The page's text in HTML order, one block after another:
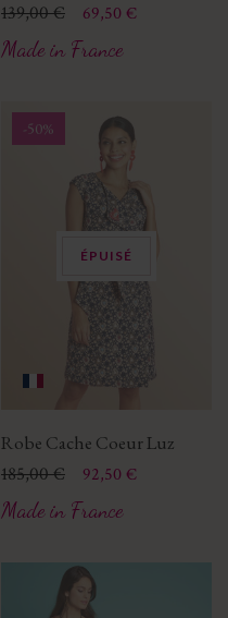
Prix
Prix de base
139,00 € 69,50 €
Made in France
-50%
ÉPUISÉ
Robe Cache Coeur Luz
Prix
Prix de base
185,00 € 92,50 €
Made in France